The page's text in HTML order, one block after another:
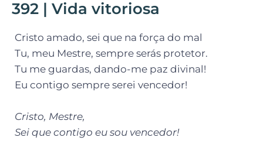
392 | Vida vitoriosa
Cristo amado, sei que na força do mal
Tu, meu Mestre, sempre serás protetor.
Tu me guardas, dando-me paz divinal!
Eu contigo sempre serei vencedor!
Cristo, Mestre,
Sei que contigo eu sou vencedor!